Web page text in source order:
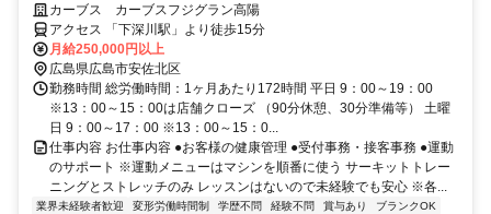
ルOK※規定内
カーブス カーブスフジグラン高陽
アクセス 「下深川駅」より徒歩15分
月給250,000円以上
広島県広島市安佐北区
勤務時間 総労働時間：1ヶ月あたり172時間 平日 9：00～19：00
※13：00～15：00は店舗クローズ （90分休憩、30分準備等） 土曜
日 9：00～17：00 ※13：00～15：0...
仕事内容 お仕事内容 ●お客様の健康管理 ●受付事務・接客事務 ●運動
のサポート ※運動メニューはマシンを順番に使う サーキットトレー
ニングとストレッチのみ レッスンはないので未経験でも安心 ※各...
業界未経験者歓迎 変形労働時間制 学歴不問 経験不問 賞与あり ブランクOK